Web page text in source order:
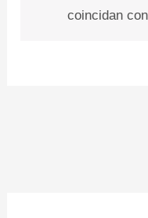
coincidan